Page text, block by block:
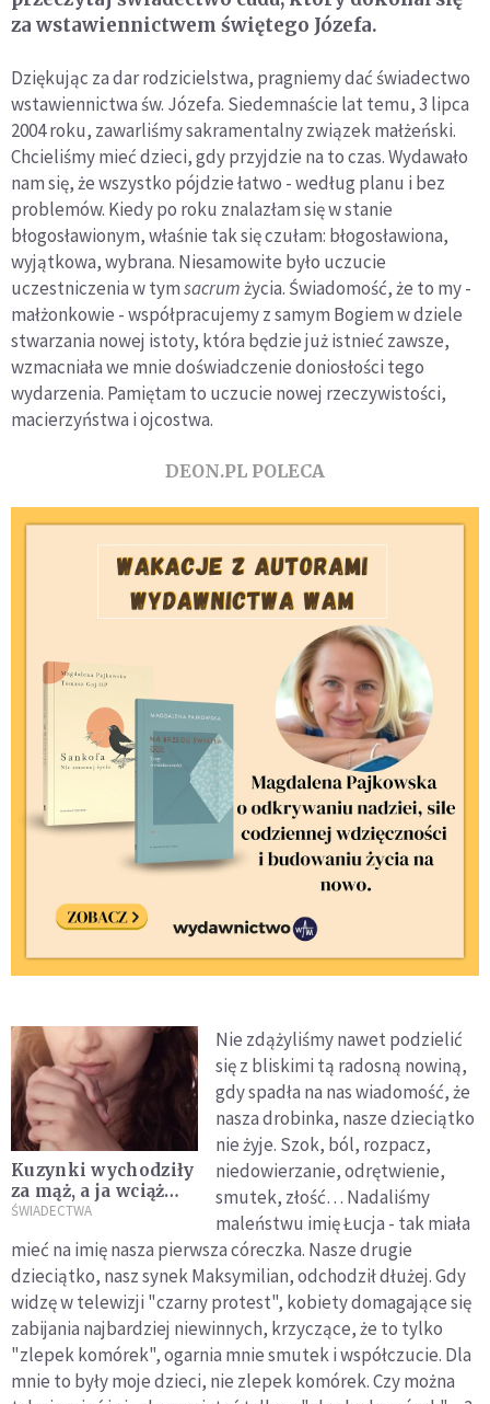
za wstawiennictwem świętego Józefa.
Dziękując za dar rodzicielstwa, pragniemy dać świadectwo
wstawiennictwa św. Józefa. Siedemnaście lat temu, 3 lipca
2004 roku, zawarliśmy sakramentalny związek małżeński.
Chcieliśmy mieć dzieci, gdy przyjdzie na to czas. Wydawało
nam się, że wszystko pójdzie łatwo - według planu i bez
problemów. Kiedy po roku znalazłam się w stanie
błogosławionym, właśnie tak się czułam: błogosławiona,
wyjątkowa, wybrana. Niesamowite było uczucie
uczestniczenia w tymsacrumżycia. Świadomość, że to my -
małżonkowie - współpracujemy z samym Bogiem w dziele
stwarzania nowej istoty, która będzie już istnieć zawsze,
wzmacniała we mnie doświadczenie doniosłości tego
wydarzenia. Pamiętam to uczucie nowej rzeczywistości,
macierzyństwa i ojcostwa.
DEON.PL POLECA
Kuzynki wychodziły
za mąż, a ja wciąż
byłam sama.
do św. Józefa
ŚWIADECTWA
Nie zdążyliśmy nawet podzielić
się z bliskimi tą radosną nowiną,
gdy spadła na nas wiadomość, że
nasza drobinka, nasze dzieciątko
nie żyje. Szok, ból, rozpacz,
niedowierzanie, odrętwienie,
smutek, złość… Nadaliśmy
maleństwu imię Łucja - tak miała
mieć na imię nasza pierwsza córeczka. Nasze drugie
dzieciątko, nasz synek Maksymilian, odchodził dłużej. Gdy
widzę w telewizji "czarny protest", kobiety domagające się
zabijania najbardziej niewinnych, krzyczące, że to tylko
"zlepek komórek", ogarnia mnie smutek i współczucie. Dla
mnie to były moje dzieci, nie zlepek komórek. Czy można